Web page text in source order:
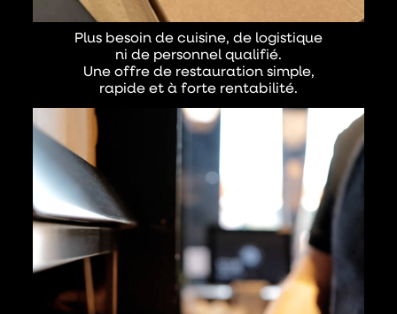
Plus besoin de cuisine, de logistique
ni de personnel qualifié.
Une offre de restauration simple,
rapide et à forte rentabilité.